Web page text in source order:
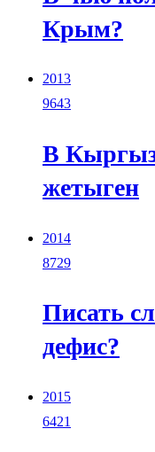
Крым?
2013
9643
В
жетыген
2014
8729
Писать
дефис?
2015
6421